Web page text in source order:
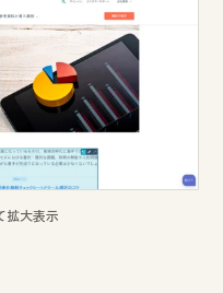
拡大表示